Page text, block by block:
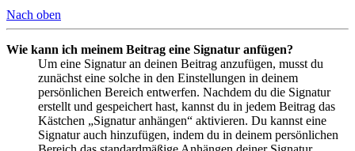
Nach oben
Wie kann ich meinem Beitrag eine Signatur anfügen?
Um eine Signatur an deinen Beitrag anzufügen, musst du
zunächst eine solche in den Einstellungen in deinem
persönlichen Bereich entwerfen. Nachdem du die Signatur
erstellt und gespeichert hast, kannst du in jedem Beitrag das
Kästchen „Signatur anhängen“ aktivieren. Du kannst eine
Signatur auch hinzufügen, indem du in deinem persönlichen